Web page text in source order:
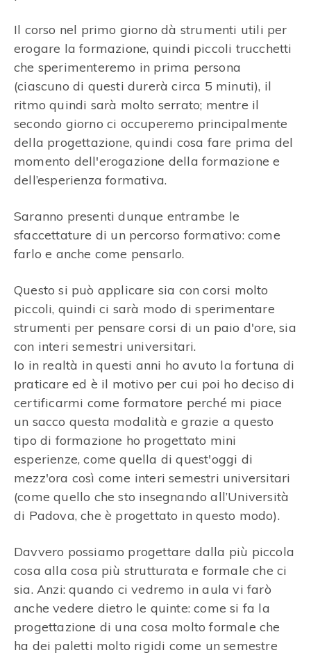
Il corso nel primo giorno dà strumenti utili per
erogare la formazione, quindi piccoli trucchetti
che sperimenteremo in prima persona
(ciascuno di questi durerà circa 5 minuti), il
ritmo quindi sarà molto serrato; mentre il
secondo giorno ci occuperemo principalmente
della progettazione, quindi cosa fare prima del
momento dell'erogazione della formazione e
dell’esperienza formativa.
Saranno presenti dunque entrambe le
sfaccettature di un percorso formativo: come
farlo e anche come pensarlo.
Questo si può applicare sia con corsi molto
piccoli, quindi ci sarà modo di sperimentare
strumenti per pensare corsi di un paio d'ore, sia
con interi semestri universitari.
Io in realtà in questi anni ho avuto la fortuna di
praticare ed è il motivo per cui poi ho deciso di
certificarmi come formatore perché mi piace
un sacco questa modalità e grazie a questo
tipo di formazione ho progettato mini
esperienze, come quella di quest'oggi di
mezz'ora così come interi semestri universitari
(come quello che sto insegnando all’Università
di Padova, che è progettato in questo modo).
Davvero possiamo progettare dalla più piccola
cosa alla cosa più strutturata e formale che ci
sia. Anzi: quando ci vedremo in aula vi farò
anche vedere dietro le quinte: come si fa la
progettazione di una cosa molto formale che
ha dei paletti molto rigidi come un semestre